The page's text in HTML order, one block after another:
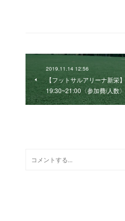
2019.11.14 12:56
【フットサルアリーナ新栄
19:30~21:00〈参加費/人数